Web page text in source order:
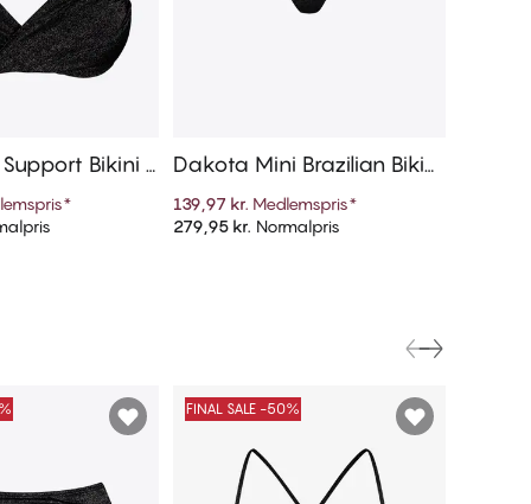
til kurv
Bikini T
*
Tilføj til kurv
Dakota Mini Brazilian Bikini
139,97 kr. Medlemspris*
279,95 kr. Normalpris
FINAL SALE -50%